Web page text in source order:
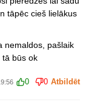
tāpēc cieš lielākus
nemaldos, pašlaik
tā būs ok
0 0 Atbildēt